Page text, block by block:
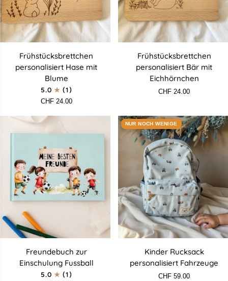
Frühstücksbrettchen
personalisiert
Hase
Frühstücksbrettchen
personalisiert Hase mit
Blume
5.0
(1)
CHF 24.00
Frühstücksbrettchen
personalisiert
Eichhörnchen
Frühstücksbrettchen
personalisiert Bär mit
Eichhörnchen
CHF 24.00
FreundebuchFreundebuch zur
Einschulung Fussball
5.0
(1)
NUR NOCH WENIGE
personalisiert
Kinder Rucksack
personalisiert Fahrzeuge
CHF 59.00